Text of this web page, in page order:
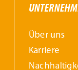
Über uns
Karriere